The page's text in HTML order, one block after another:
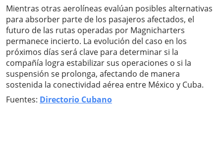
Mientras otras aerolíneas evalúan posibles alternativas
para absorber parte de los pasajeros afectados, el
futuro de las rutas operadas por Magnicharters
permanece incierto. La evolución del caso en los
próximos días será clave para determinar si la
compañía logra estabilizar sus operaciones o si la
suspensión se prolonga, afectando de manera
sostenida la conectividad aérea entre México y Cuba.
Fuentes: Directorio Cubano